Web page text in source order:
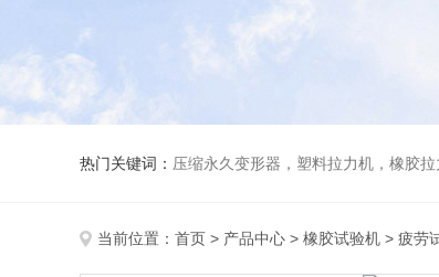
热门关键词： 压缩永久变形器，塑料拉力机，橡胶
当前位置： 首页 > 产品中心 > 橡胶试验机 > 疲劳